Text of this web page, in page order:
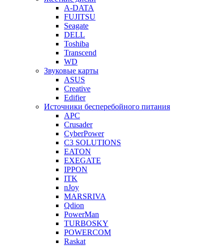
A-DATA
FUJITSU
Seagate
DELL
Toshiba
Transcend
WD
Звуковые карты
ASUS
Creative
Edifier
Источники бесперебойного питания
APC
Crusader
CyberPower
C3 SOLUTIONS
EATON
EXEGATE
IPPON
ITK
nJoy
MARSRIVA
Qdion
PowerMan
TURBOSKY
POWERCOM
Raskat